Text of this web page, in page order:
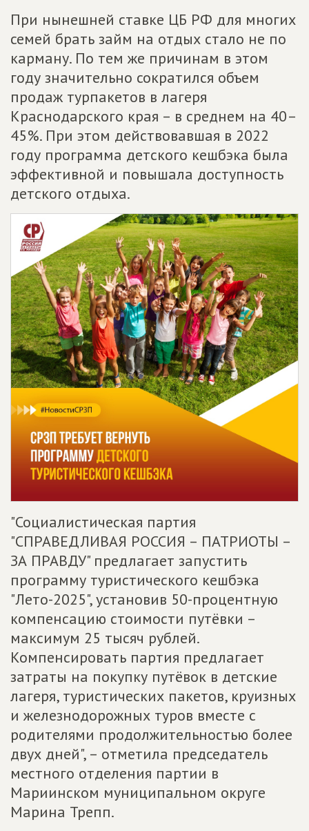
При нынешней ставке ЦБ РФ для многих
семей брать займ на отдых стало не по
карману. По тем же причинам в этом
году значительно сократился объем
продаж турпакетов в лагеря
Краснодарского края – в среднем на 40–
45%. При этом действовавшая в 2022
году программа детского кешбэка была
эффективной и повышала доступность
детского отдыха.
"Социалистическая партия
"СПРАВЕДЛИВАЯ РОССИЯ – ПАТРИОТЫ –
ЗА ПРАВДУ" предлагает запустить
программу туристического кешбэка
"Лето-2025", установив 50-процентную
компенсацию стоимости путёвки –
максимум 25 тысяч рублей.
Компенсировать партия предлагает
затраты на покупку путёвок в детские
лагеря, туристических пакетов, круизных
и железнодорожных туров вместе с
родителями продолжительностью более
двух дней", – отметила председатель
местного отделения партии в
Мариинском муниципальном округе
Марина Трепп.